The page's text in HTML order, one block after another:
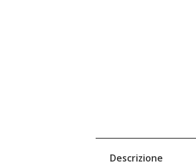
Descrizione